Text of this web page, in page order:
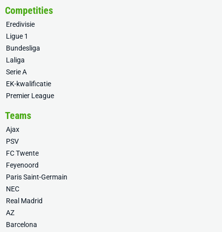
Competities
Eredivisie
Ligue 1
Bundesliga
Laliga
Serie A
EK-kwalificatie
Premier League
Teams
Ajax
PSV
FC Twente
Feyenoord
Paris Saint-Germain
NEC
Real Madrid
AZ
Barcelona